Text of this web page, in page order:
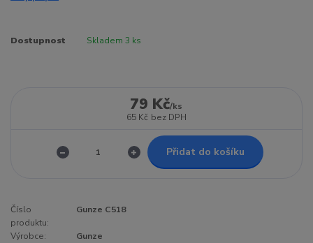
Dostupnost Skladem 3 ks
79 Kč/ks
65 Kč bez DPH
Přidat do košíku
Číslo
produktu:
Gunze C518
Výrobce: Gunze